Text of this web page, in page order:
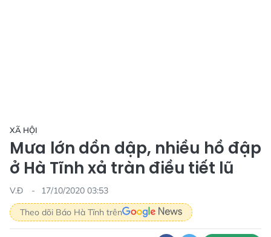
XÃ HỘI
Mưa lớn dồn dập, nhiều hồ đập
ở Hà Tĩnh xả tràn điều tiết lũ
V.Đ
17/10/2020 03:53
Theo dõi Báo Hà Tĩnh trên